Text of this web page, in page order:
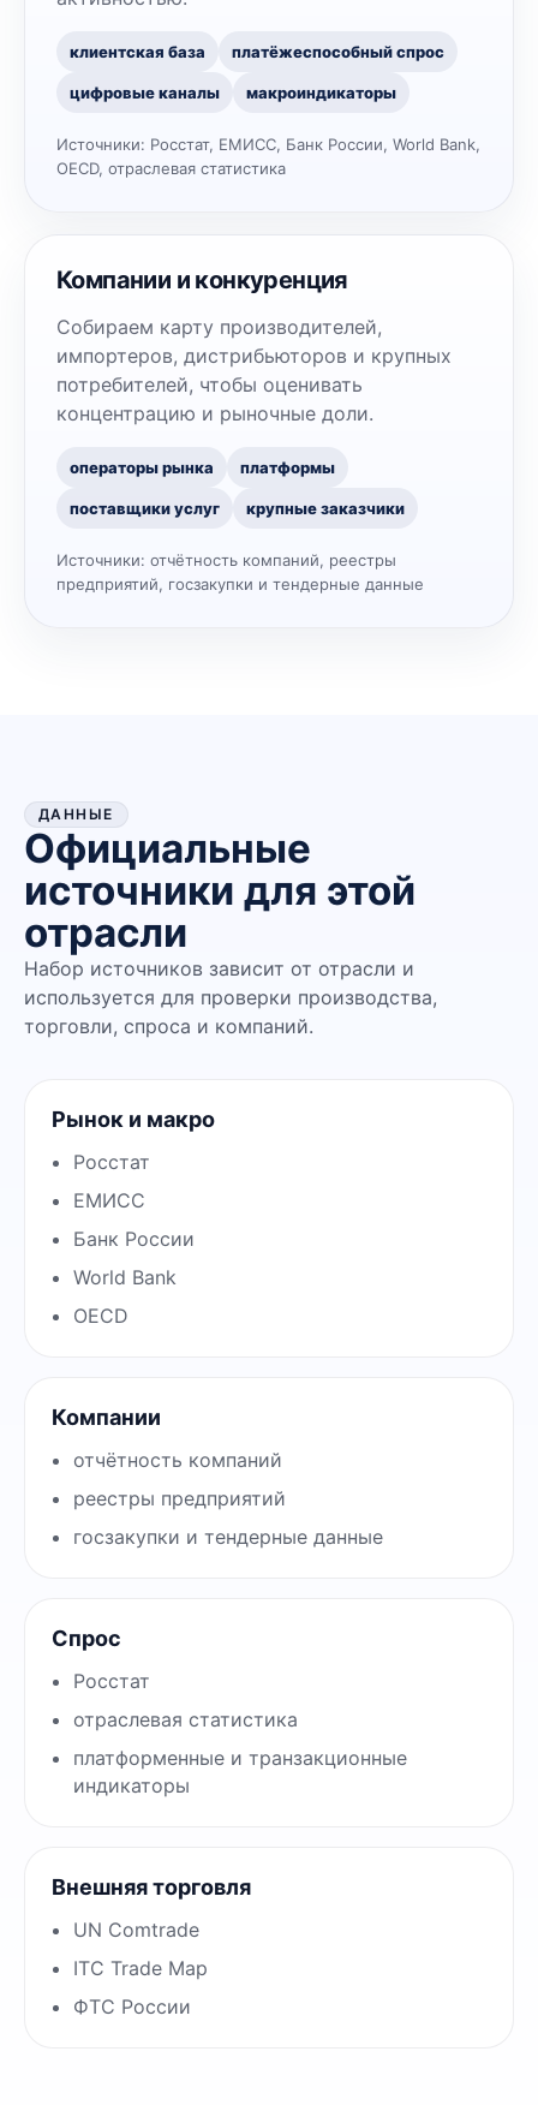
клиентская база платёжеспособный спрос
цифровые каналы макроиндикаторы
Источники: Росстат, ЕМИСС, Банк России, World Bank,
OECD, отраслевая статистика
Компании и конкуренция
Собираем карту производителей,
импортеров, дистрибьюторов и крупных
потребителей, чтобы оценивать
концентрацию и рыночные доли.
операторы рынка платформы
поставщики услуг крупные заказчики
Источники: отчётность компаний, реестры
предприятий, госзакупки и тендерные данные
ДАННЫЕ
Официальные
источники для этой
отрасли
Набор источников зависит от отрасли и
используется для проверки производства,
торговли, спроса и компаний.
Рынок и макро
Росстат
ЕМИСС
Банк России
World Bank
OECD
Компании
отчётность компаний
реестры предприятий
госзакупки и тендерные данные
Спрос
Росстат
отраслевая статистика
платформенные и транзакционные
индикаторы
Внешняя торговля
UN Comtrade
ITC Trade Map
ФТС России